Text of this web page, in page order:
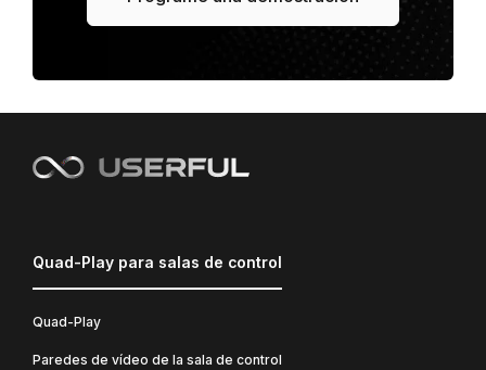
Quad-Play para salas de control
Quad-Play
Paredes de vídeo de la sala de control